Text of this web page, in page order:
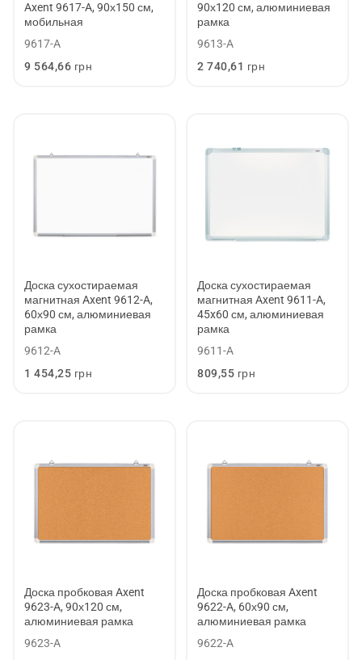
Axent 9617-A, 90х150 см,
мобильная
9617-A
Обычная
9 564,66 грн
90х120 см, алюминиевая
рамка
9613-A
Обычная
2 740,61 грн
Доска сухостираемая
магнитная Axent 9612-A,
60х90 см, алюминиевая
рамка
9612-A
Обычная
1 454,25 грн
Доска сухостираемая
магнитная Axent 9611-A,
45x60 см, алюминиевая
рамка
9611-A
Обычная
809,55 грн
Доска пробковая Axent
9623-A, 90х120 см,
алюминиевая рамка
9623-A
Доска пробковая Axent
9622-A, 60х90 см,
алюминиевая рамка
9622-A